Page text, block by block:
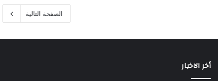
الصفحة التالية
أخر الاخبار